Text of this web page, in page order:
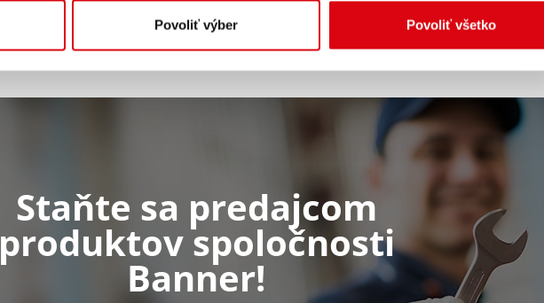
Povoliť výber Povoliť všetko
Staňte sa predajcom
produktov spoločnosti
Banner!